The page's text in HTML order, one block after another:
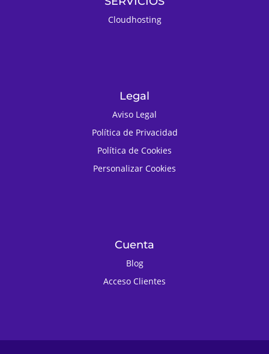
Cloudhosting
Legal
Aviso Legal
Política de Privacidad
Política de Cookies
Personalizar Cookies
Cuenta
Blog
Acceso Clientes